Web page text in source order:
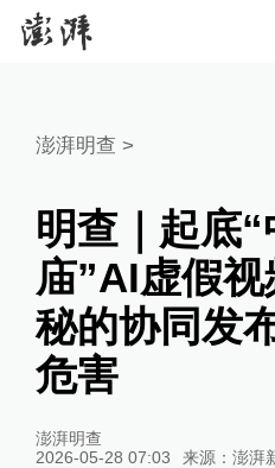
澎湃明查 >
明查｜起底
庙”AI虚假
秘的协同发
危害
澎湃明查
2026-05-28 07:03
来源： 澎湃